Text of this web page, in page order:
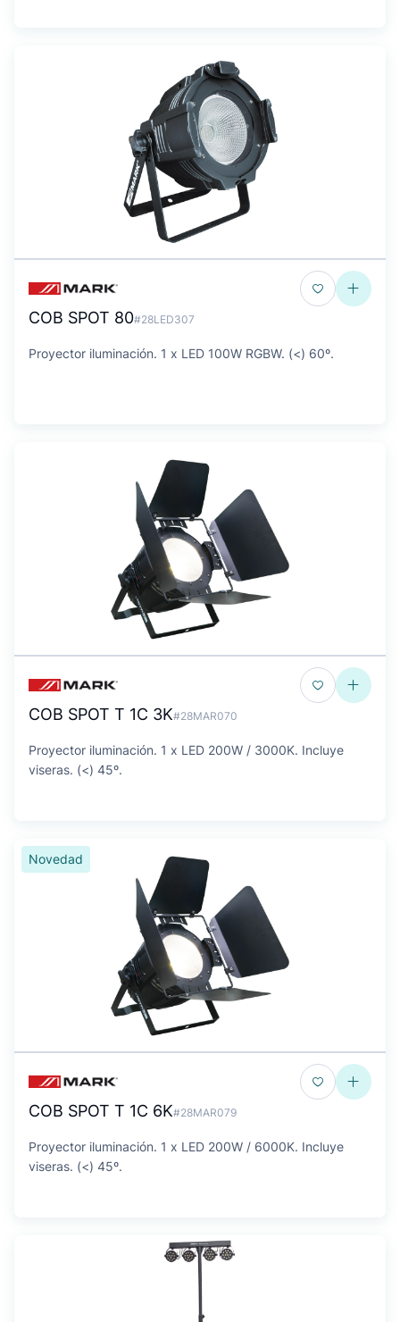
COB SPOT 80#28LED307
Proyector iluminación. 1 x LED 100W RGBW. (<) 60º.
COB SPOT T 1C 3K#28MAR070
Proyector iluminación. 1 x LED 200W / 3000K. Incluye
viseras. (<) 45º.
Novedad
COB SPOT T 1C 6K#28MAR079
Proyector iluminación. 1 x LED 200W / 6000K. Incluye
viseras. (<) 45º.